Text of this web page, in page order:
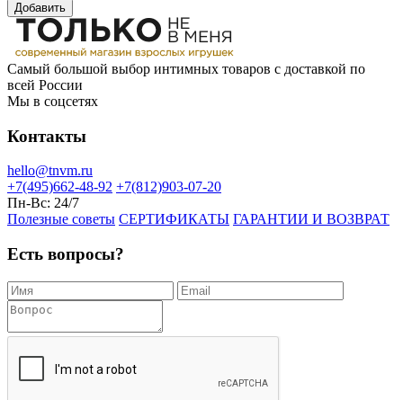
Добавить
Самый большой выбор интимных товаров с доставкой по
всей России
Мы в соцсетях
Контакты
hello@tnvm.ru
+7(495)662-48-92 +7(812)903-07-20
Пн-Вс: 24/7
Полезные советы СЕРТИФИКАТЫ ГАРАНТИИ И ВОЗВРАТ
Есть вопросы?